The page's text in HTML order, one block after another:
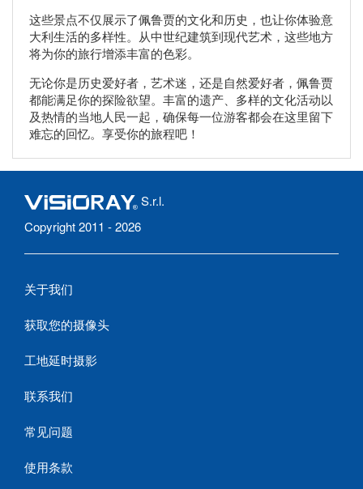
这些景点不仅展示了佩鲁贾的文化和历史，也让你体验意
大利生活的多样性。从中世纪建筑到现代艺术，这些地方
将为你的旅行增添丰富的色彩。
无论你是历史爱好者，艺术迷，还是自然爱好者，佩鲁贾
都能满足你的探险欲望。丰富的遗产、多样的文化活动以
及热情的当地人民一起，确保每一位游客都会在这里留下
难忘的回忆。享受你的旅程吧！
S.r.l.
Copyright 2011 - 2026
关于我们
获取您的摄像头
工地延时摄影
联系我们
常见问题
使用条款